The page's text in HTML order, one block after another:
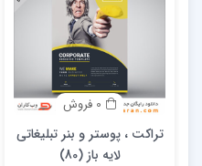
0 فروش
تراکت ، پوستر و بنر تبلیغاتی
لایه باز (80)